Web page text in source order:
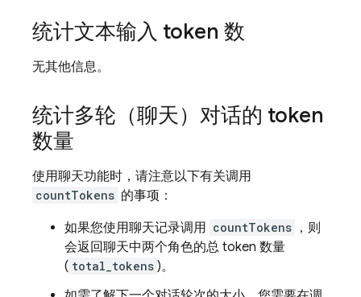
统计文本输入 token 数
无其他信息。
统计多轮（聊天）对话的 token
数量
使用聊天功能时，请注意以下有关调用
countTokens 的事项：
如果您使用聊天记录调用 countTokens ，则
会返回聊天中两个角色的总 token 数量
( total_tokens )。